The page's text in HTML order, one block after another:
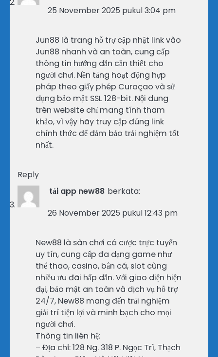
25 November 2025 pukul 3:04 pm
Jun88 là trang hỗ trợ cập nhật link vào
Jun88 nhanh và an toàn, cung cấp
thông tin hướng dẫn cần thiết cho
người chơi. Nền tảng hoạt động hợp
pháp theo giấy phép Curaçao và sử
dụng bảo mật SSL 128-bit. Nội dung
trên website chỉ mang tính tham
khảo, vì vậy hãy truy cập đúng link
chính thức để đảm bảo trải nghiệm tốt
nhất.
Reply
tải app new88 berkata:
26 November 2025 pukul 12:43 pm
New88 là sân chơi cá cược trực tuyến
uy tín, cung cấp đa dạng game như
thể thao, casino, bắn cá, slot cùng
nhiều ưu đãi hấp dẫn. Với giao diện hiện
đại, bảo mật an toàn và dịch vụ hỗ trợ
24/7, New88 mang đến trải nghiệm
giải trí tiện lợi và minh bạch cho mọi
người chơi.
Thông tin liên hệ:
– Địa chỉ: 128 Ng. 318 P. Ngọc Trì, Thạch